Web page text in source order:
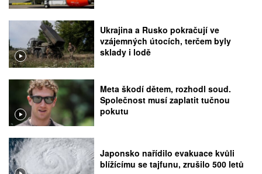
Ukrajina a Rusko pokračují ve
vzájemných útocích, terčem byly
sklady i lodě
Meta škodí dětem, rozhodl soud.
Společnost musí zaplatit tučnou
pokutu
Japonsko nařídilo evakuace kvůli
blížícímu se tajfunu, zrušilo 500 letů